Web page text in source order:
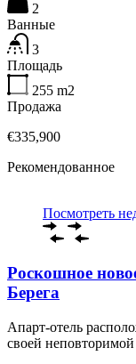
2
Ванные
3
Площадь
255 m2
Продажа
€335,900
Рекомендованное
Посмотреть
Роскошное
Берега
Апарт-отель
своей